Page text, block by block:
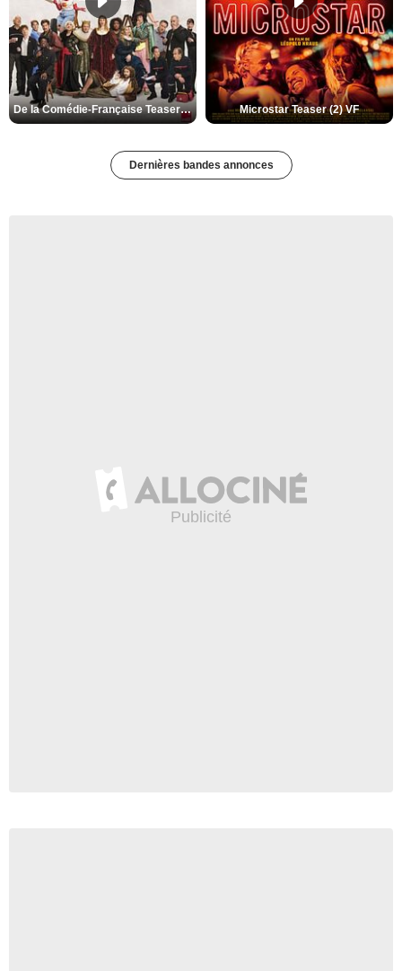
De la Comédie-Française Teaser (3) VF Microstar Teaser (2) VF
Dernières bandes annonces